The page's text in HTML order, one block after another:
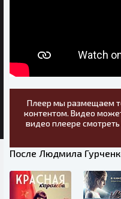
Плеер мы размещаем
контентом. Видео
видео плеере
После Людмила